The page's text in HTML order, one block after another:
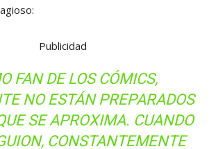
Publicidad
FAN DE LOS CÓMICS,
NO ESTÁN PREPARADOS
SE APROXIMA. CUANDO
CONSTANTEMENTE